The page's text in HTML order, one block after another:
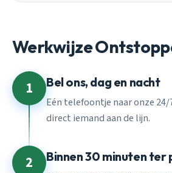
Werkwijze
1 Bel ons, dag en nacht
Eén telefoontje naar onze
direct iemand aan de lijn.
2 Binnen 30 minuten ter